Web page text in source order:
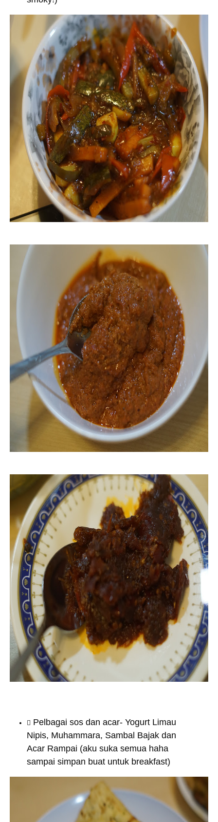
Pelbagai sos dan acar- Yogurt Limau
Nipis, Muhammara, Sambal Bajak dan
Acar Rampai (aku suka semua haha
sampai simpan buat untuk breakfast)